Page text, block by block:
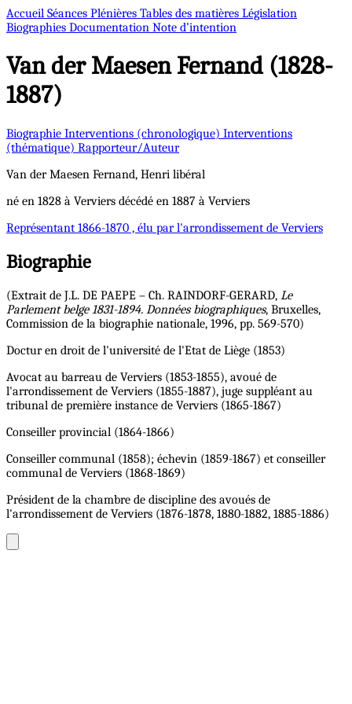
Accueil Séances Plénières Tables des matières Législation
Biographies Documentation Note d’intention
Van der MaesenFernand (1828-
1887)
Biographie Interventions (chronologique) Interventions
(thématique) Rapporteur/Auteur
Van der Maesen Fernand, Henri libéral
né en 1828 à Verviers décédé en 1887 à Verviers
Représentant 1866-1870 , élu par l'arrondissement de Verviers
Biographie
(Extrait de J.L. DE PAEPE – Ch. RAINDORF-GERARD, Le
Parlement belge 1831-1894. Données biographiques, Bruxelles,
Commission de la biographie nationale, 1996, pp. 569-570)
Doctur en droit de l'université de l'Etat de Liège (1853)
Avocat au barreau de Verviers (1853-1855), avoué de
l'arrondissement de Verviers (1855-1887), juge suppléant au
tribunal de première instance de Verviers (1865-1867)
Conseiller provincial (1864-1866)
Conseiller communal (1858); échevin (1859-1867) et conseiller
communal de Verviers (1868-1869)
Président de la chambre de discipline des avoués de
l'arrondissement de Verviers (1876-1878, 1880-1882, 1885-1886)